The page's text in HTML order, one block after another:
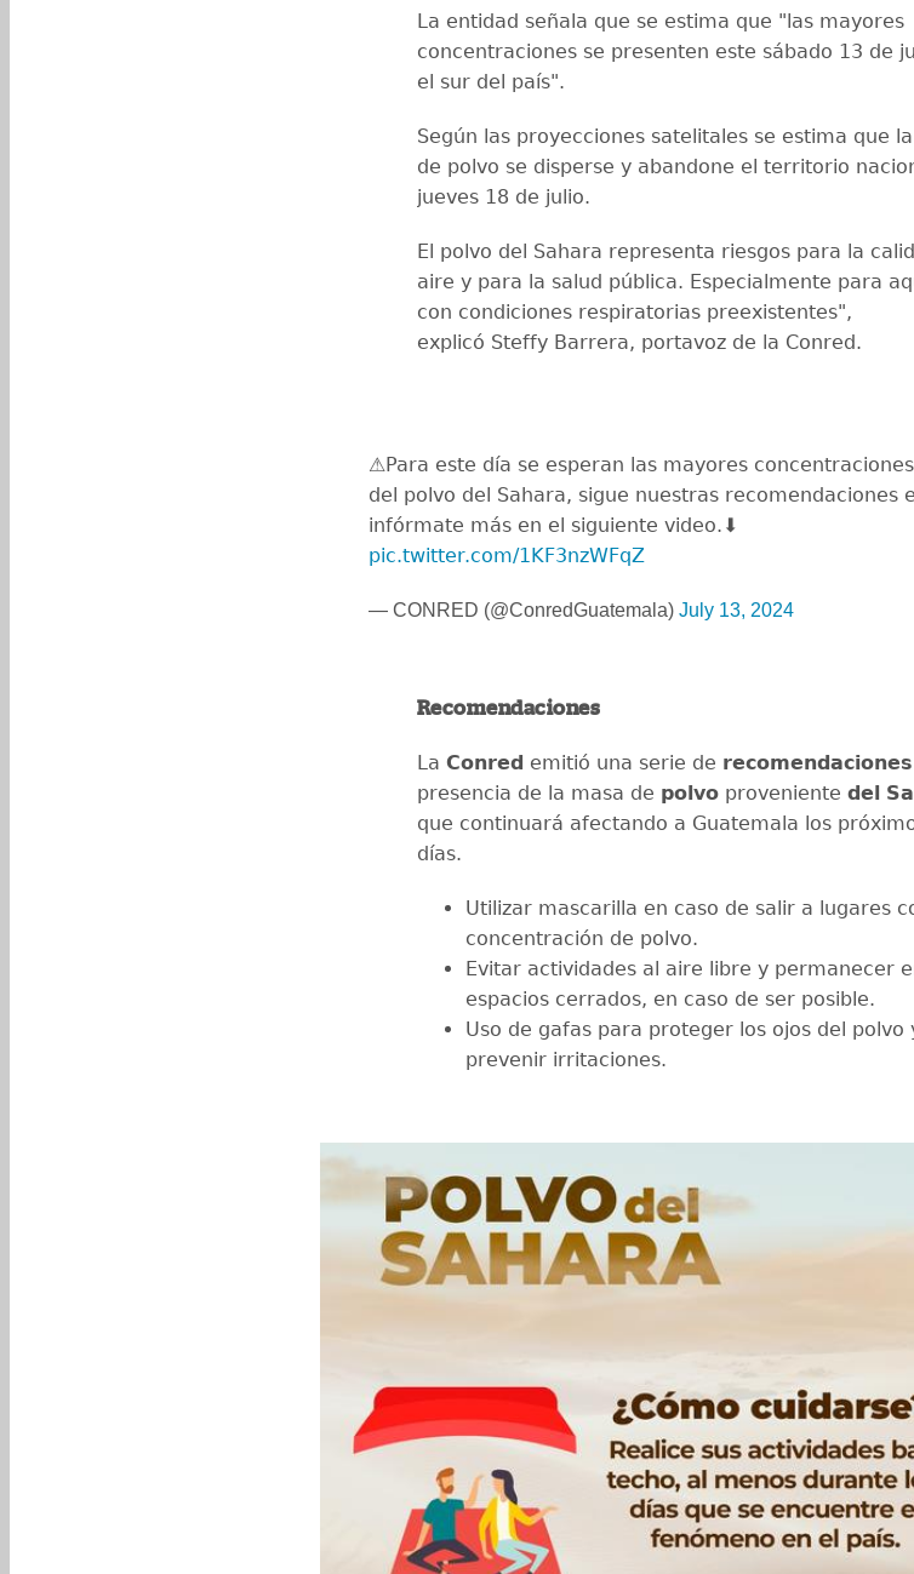
La entidad señala que se estima que "las mayores
concentraciones se presenten este sábado 13 de
el sur del país".
Según las proyecciones satelitales se estima que
de polvo se disperse y abandone el territorio
jueves 18 de julio.
El polvo del Sahara representa riesgos para la
aire y para la salud pública. Especialmente para
con condiciones respiratorias preexistentes",
explicó Steffy Barrera, portavoz de la Conred.
⚠️Para este día se esperan las mayores concentraciones
del polvo del Sahara, sigue nuestras recomendaciones e
infórmate más en el siguiente video.⬇️
pic.twitter.com/1KF3nzWFqZ
— CONRED (@ConredGuatemala) July 13, 2024
Recomendaciones
La Conred emitió una serie de recomendaciones
presencia de la masa de polvo proveniente del
que continuará afectando a Guatemala los
días.
Utilizar mascarilla en caso de salir a lugares
concentración de polvo.
Evitar actividades al aire libre y permanecer
espacios cerrados, en caso de ser posible.
Uso de gafas para proteger los ojos del polvo
prevenir irritaciones.